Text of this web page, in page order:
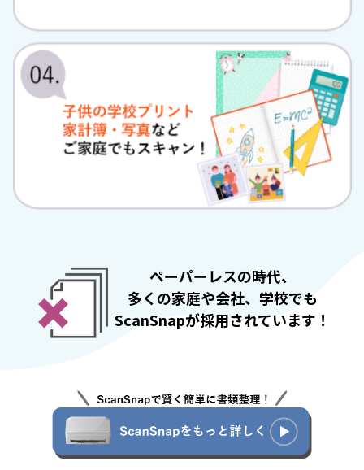
ペーパーレスの時代、
多くの家庭や会社、学校でも
ScanSnapが採用されています！